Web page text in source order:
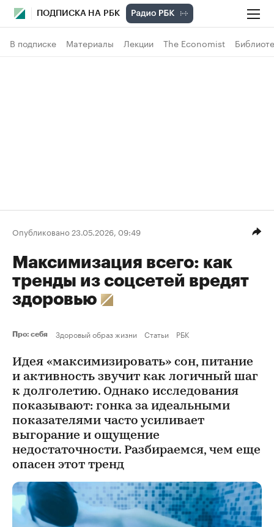
ПОДПИСКА НА РБК
В подписке Материалы Лекции The Economist
Опубликовано 23.05.2026, 09:49
Максимизация всего: как
тренды из соцсетей вредят
здоровью
Про: себя Здоровый образ жизни Статьи РБК
Идея «максимизировать» сон, питание
и активность звучит как логичный шаг
к долголетию. Однако исследования
показывают: гонка за идеальными
показателями часто усиливает
выгорание и ощущение
недостаточности. Разбираемся, чем еще
опасен этот тренд